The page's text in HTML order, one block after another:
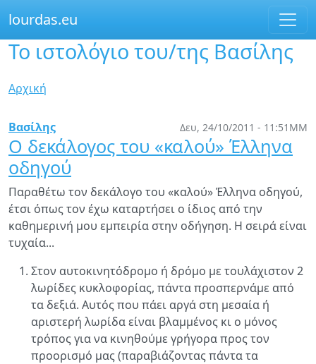
lourdas.eu
Παράκαμψη
το
κυρίως
Το ιστολόγιο του/της Βασίλης
Είστε
Αρχική
Δευ, 24/10/2011 - 11:51ΜΜ
Βασίλης
Ο δεκάλογος του «καλού» Έλληνα
οδηγού
Παραθέτω τον δεκάλογο του «καλού» Έλληνα οδηγού,
έτσι όπως τον έχω καταρτήσει ο ίδιος από την
καθημερινή μου εμπειρία στην οδήγηση. Η σειρά είναι
τυχαία...
Στον αυτοκινητόδρομο ή δρόμο με τουλάχιστον 2
λωρίδες κυκλοφορίας, πάντα προσπερνάμε από
τα δεξιά. Αυτός που πάει αργά στη μεσαία ή
αριστερή λωρίδα είναι βλαμμένος κι ο μόνος
τρόπος για να κινηθούμε γρήγορα προς τον
προορισμό μας (παραβιάζοντας πάντα τα